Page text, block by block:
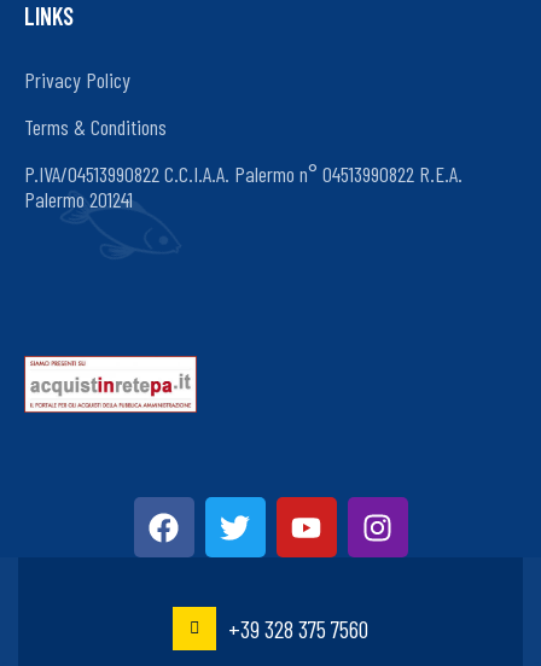
LINKS
Privacy Policy
Terms & Conditions
P.IVA/04513990822 C.C.I.A.A. Palermo n° 04513990822 R.E.A.
Palermo 201241
+39 328 375 7560